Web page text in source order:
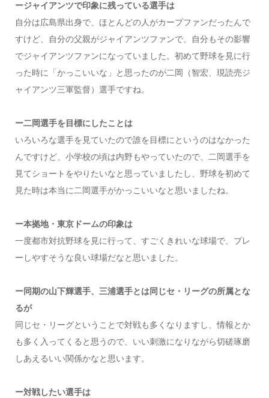
ージャイアンツで印象に残っている選手は
自分は広島県出身で、ほとんどの人がカープファンだったんで
すけど、自分の父親がジャイアンツファンで、自分もその影響
でジャイアンツファンになっていました。初めて野球を見に行
った時に「かっこいいな」と思ったのが二岡（智宏、現読売ジ
ャイアンツ三軍監督）選手ですね。
ー二岡選手を目標にしたことは
いろいろな選手を見ていたので誰を目標にというのはなかった
んですけど、小学校の頃は内野もやっていたので、二岡選手を
見てショートをやりたいなと思っていましたし、野球を初めて
見た時は本当に二岡選手がかっこいいなと思いましたね。
ー本拠地・東京ドームの印象は
一度都市対抗野球を見に行って、すごくきれいな球場で、プレ
ーしやすそうな良い球場だなと思いました。
ー同期の山下輝選手、三浦選手とは同じセ・リーグの所属とな
るが
同じセ・リーグということで対戦も多くなりますし、情報とか
も多く入ってくると思うので、いい刺激になりながら切磋琢磨
しあえるいい関係かなと思います。
ー対戦したい選手は